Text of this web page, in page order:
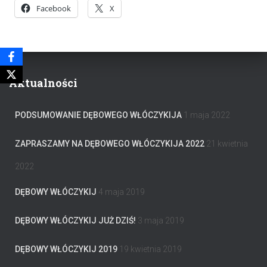
Facebook X
Aktualności
PODSUMOWANIE DĘBOWEGO WŁÓCZYKIJA 1 maja 2022
ZAPRASZAMY NA DĘBOWEGO WŁÓCZYKIJA 2022 21 kwietnia
2022
DĘBOWY WŁÓCZYKIJ 4 maja 2019
DĘBOWY WŁÓCZYKIJ JUŻ DZIŚ! 3 maja 2019
DĘBOWY WŁÓCZYKIJ 2019 19 kwietnia 2019